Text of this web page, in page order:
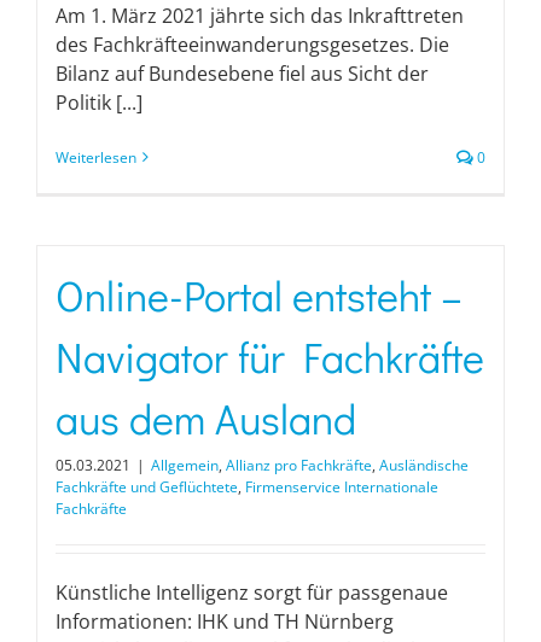
Am 1. März 2021 jährte sich das Inkrafttreten
des Fachkräfteeinwanderungsgesetzes. Die
Bilanz auf Bundesebene fiel aus Sicht der
Politik [...]
Weiterlesen 0
Online-Portal entsteht –
Navigator für Fachkräfte
aus dem Ausland
05.03.2021 | Allgemein, Allianz pro Fachkräfte, Ausländische
Fachkräfte und Geflüchtete, Firmenservice Internationale
Fachkräfte
Künstliche Intelligenz sorgt für passgenaue
Informationen: IHK und TH Nürnberg